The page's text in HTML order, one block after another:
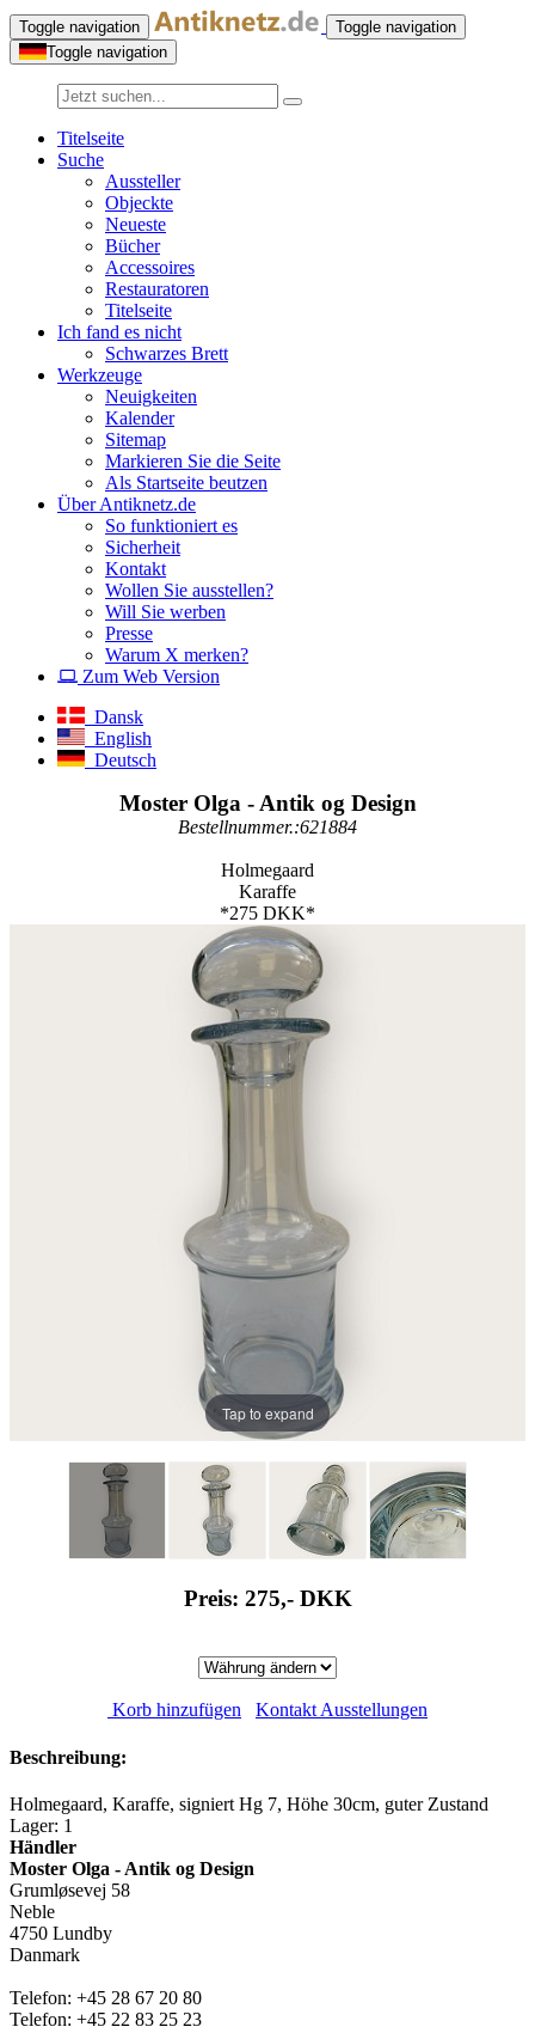
Toggle navigation
Toggle navigation
Toggle navigation
Titelseite
Suche
Aussteller
Objeckte
Neueste
Bücher
Accessoires
Restauratoren
Titelseite
Ich fand es nicht
Schwarzes Brett
Werkzeuge
Neuigkeiten
Kalender
Sitemap
Markieren Sie die Seite
Als Startseite beutzen
Über Antiknetz.de
So funktioniert es
Sicherheit
Kontakt
Wollen Sie ausstellen?
Will Sie werben
Presse
Warum X merken?
Zum Web Version
Dansk
English
Deutsch
Moster Olga - Antik og Design
Bestellnummer.:621884
Holmegaard
Karaffe
*275 DKK*
Tap to expand
Preis: 275,- DKK
Korb hinzufügen Kontakt Ausstellungen
Beschreibung:
Holmegaard, Karaffe, signiert Hg 7, Höhe 30cm, guter Zustand
Lager: 1
Händler
Moster Olga - Antik og Design
Grumløsevej 58
Neble
4750 Lundby
Danmark
Telefon: +45 28 67 20 80
Telefon: +45 22 83 25 23